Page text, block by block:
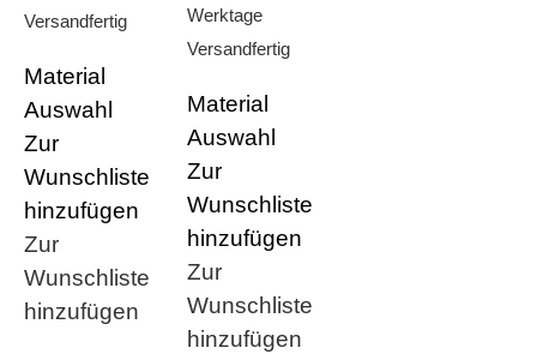
Versandfertig
Material
Auswahl
Zur
Wunschliste
hinzufügen
Zur
Wunschliste
hinzufügen
Werktage
Versandfertig
Material
Auswahl
Zur
Wunschliste
hinzufügen
Zur
Wunschliste
hinzufügen